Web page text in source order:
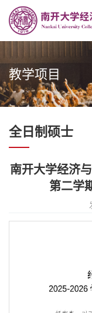
教学项目
全日制硕士
南开大学经济
第二学